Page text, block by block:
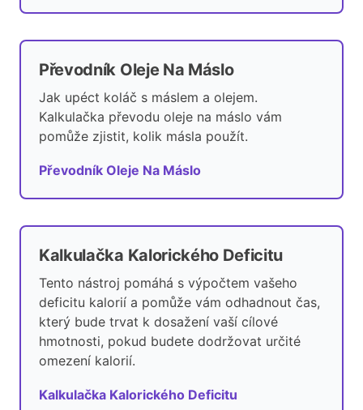
Převodník Oleje Na Máslo
Jak upéct koláč s máslem a olejem.
Kalkulačka převodu oleje na máslo vám
pomůže zjistit, kolik másla použít.
Převodník Oleje Na Máslo
Kalkulačka Kalorického Deficitu
Tento nástroj pomáhá s výpočtem vašeho
deficitu kalorií a pomůže vám odhadnout čas,
který bude trvat k dosažení vaší cílové
hmotnosti, pokud budete dodržovat určité
omezení kalorií.
Kalkulačka Kalorického Deficitu